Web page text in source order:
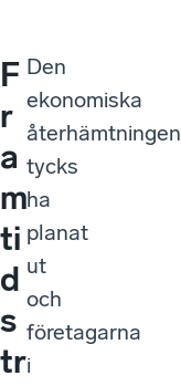
F
r
a
m
ti
d
s
tr
Den
ekonomiska
återhämtningen
tycks
ha
planat
ut
och
företagarna
i